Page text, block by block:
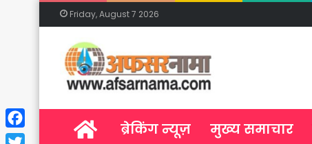
Friday, August 7 2026
Homeब्रेकिंग न्यूज़ मुख्य समाचार
Facebook